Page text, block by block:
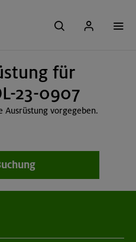
für
23-0907
Ausrüstung vorgegeben.